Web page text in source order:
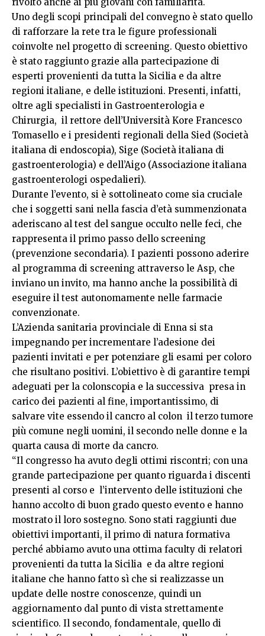
Uno degli scopi principali del convegno è stato quello
di rafforzare la rete tra le figure professionali
coinvolte nel progetto di screening. Questo obiettivo
è stato raggiunto grazie alla partecipazione di
esperti provenienti da tutta la Sicilia e da altre
regioni italiane, e delle istituzioni. Presenti, infatti,
oltre agli specialisti in Gastroenterologia e
Chirurgia, il rettore dell’Università Kore Francesco
Tomasello e i presidenti regionali della Sied (Società
italiana di endoscopia), Sige (Società italiana di
gastroenterologia) e dell’Aigo (Associazione italiana
gastroenterologi ospedalieri).
Durante l’evento, si è sottolineato come sia cruciale
che i soggetti sani nella fascia d’età summenzionata
aderiscano al test del sangue occulto nelle feci, che
rappresenta il primo passo dello screening
(prevenzione secondaria). I pazienti possono aderire
al programma di screening attraverso le Asp, che
inviano un invito, ma hanno anche la possibilità di
eseguire il test autonomamente nelle farmacie
convenzionate.
L’Azienda sanitaria provinciale di Enna si sta
impegnando per incrementare l’adesione dei
pazienti invitati e per potenziare gli esami per coloro
che risultano positivi. L’obiettivo è di garantire tempi
adeguati per la colonscopia e la successiva presa in
carico dei pazienti al fine, importantissimo, di
salvare vite essendo il cancro al colon il terzo tumore
più comune negli uomini, il secondo nelle donne e la
quarta causa di morte da cancro.
“Il congresso ha avuto degli ottimi riscontri; con una
grande partecipazione per quanto riguarda i discenti
presenti al corso e l’intervento delle istituzioni che
hanno accolto di buon grado questo evento e hanno
mostrato il loro sostegno. Sono stati raggiunti due
obiettivi importanti, il primo di natura formativa
perché abbiamo avuto una ottima faculty di relatori
provenienti da tutta la Sicilia e da altre regioni
italiane che hanno fatto sì che si realizzasse un
update delle nostre conoscenze, quindi un
aggiornamento dal punto di vista strettamente
scientifico. Il secondo, fondamentale, quello di